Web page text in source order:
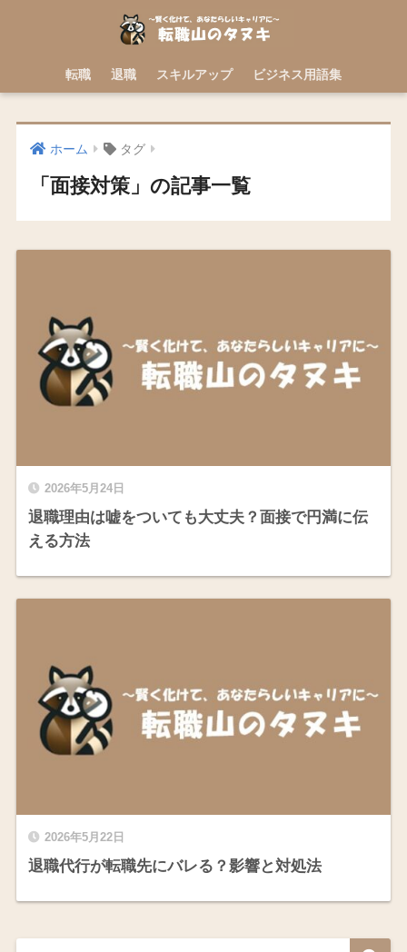
転職 退職 スキルアップ ビジネス用語集
ホーム タグ
「面接対策」の記事一覧
2026年5月24日
退職理由は嘘をついても大丈夫？面接で円満に伝
える方法
2026年5月22日
退職代行が転職先にバレる？影響と対処法